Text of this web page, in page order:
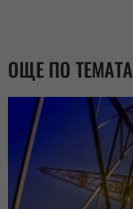
ОЩЕ ПО ТЕМАТА